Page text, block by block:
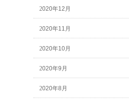
2020年12月
2020年11月
2020年10月
2020年9月
2020年8月